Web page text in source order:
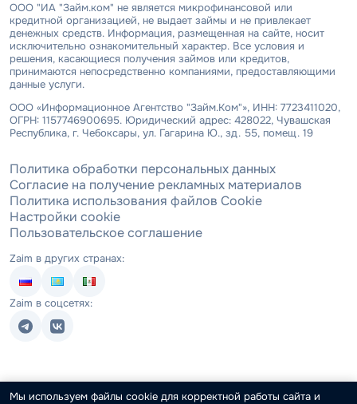
ООО "ИА "Займ.ком" не является микрофинансовой или
кредитной организацией, не выдает займы и не привлекает
денежных средств. Информация, размещенная на сайте, носит
исключительно ознакомительный характер. Все условия и
решения, касающиеся получения займов или кредитов,
принимаются непосредственно компаниями, предоставляющими
данные услуги.
ООО «Информационное Агентство "Займ.Ком"», ИНН: 7723411020,
ОГРН: 1157746900695. Юридический адрес: 428022, Чувашская
Республика, г. Чебоксары, ул. Гагарина Ю., зд. 55, помещ. 19
Политика обработки персональных данных
Согласие на получение рекламных материалов
Политика использования файлов Cookie
Настройки cookie
Пользовательское соглашение
Zaim в других странах:
Zaim в соцсетях:
Мы используем файлы cookie для корректной работы сайта и